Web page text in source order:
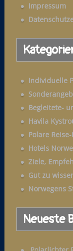
e
n
a
h
Impressum
Individuelle
Begleitete-
Havila
Polare
Hotels
Ziele,
Gut zu
Norwegens
Neueste